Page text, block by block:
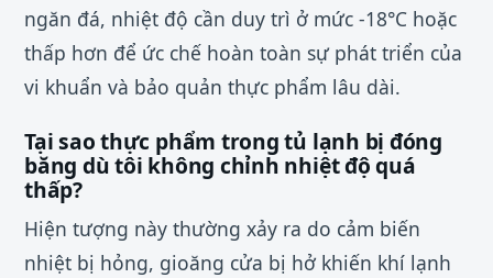
ngăn đá, nhiệt độ cần duy trì ở mức -18°C hoặc
thấp hơn để ức chế hoàn toàn sự phát triển của
vi khuẩn và bảo quản thực phẩm lâu dài.
Tại sao thực phẩm trong tủ lạnh bị đóng
băng dù tôi không chỉnh nhiệt độ quá
thấp?
Hiện tượng này thường xảy ra do cảm biến
nhiệt bị hỏng, gioăng cửa bị hở khiến khí lạnh